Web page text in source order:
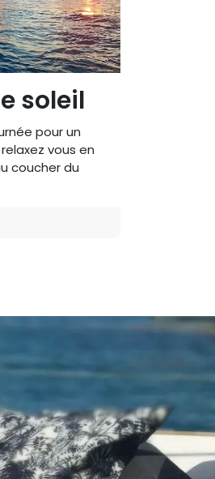
soleil
pour un
vous en
coucher du